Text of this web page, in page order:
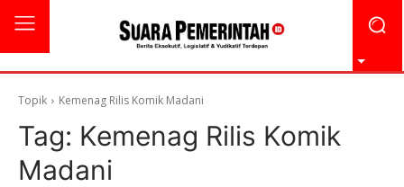
Topik Kemenag Rilis Komik Madani
Tag: Kemenag Rilis Komik
Madani